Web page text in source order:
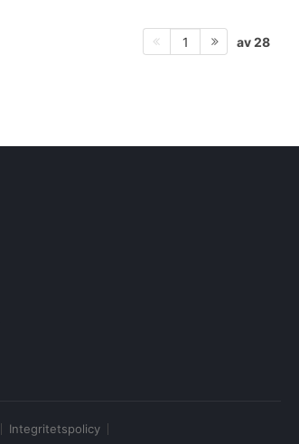
1 av 28
Integritetspolicy